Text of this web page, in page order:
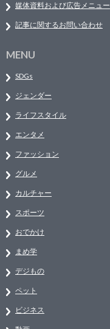
媒体資料および広告メニュー
記事に関するお問い合わせ
MENU
SDGs
ジェンダー
ライフスタイル
エンタメ
ファッション
グルメ
カルチャー
スポーツ
おでかけ
まめ学
デジもの
ペット
ビジネス